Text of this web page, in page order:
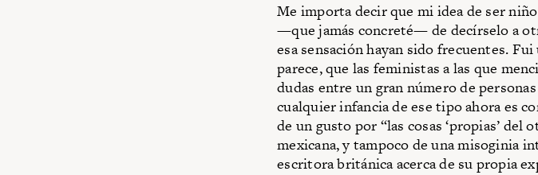
Me importa decir que mi idea de ser
—que jamás concreté— de decírselo a
esa sensación hayan sido frecuentes.
parece, que las feministas a las que
dudas entre un gran número de
cualquier infancia de ese tipo ahora es
de un gusto por “las cosas ‘propias’
mexicana, y tampoco de una misoginia
escritora británica acerca de su propia